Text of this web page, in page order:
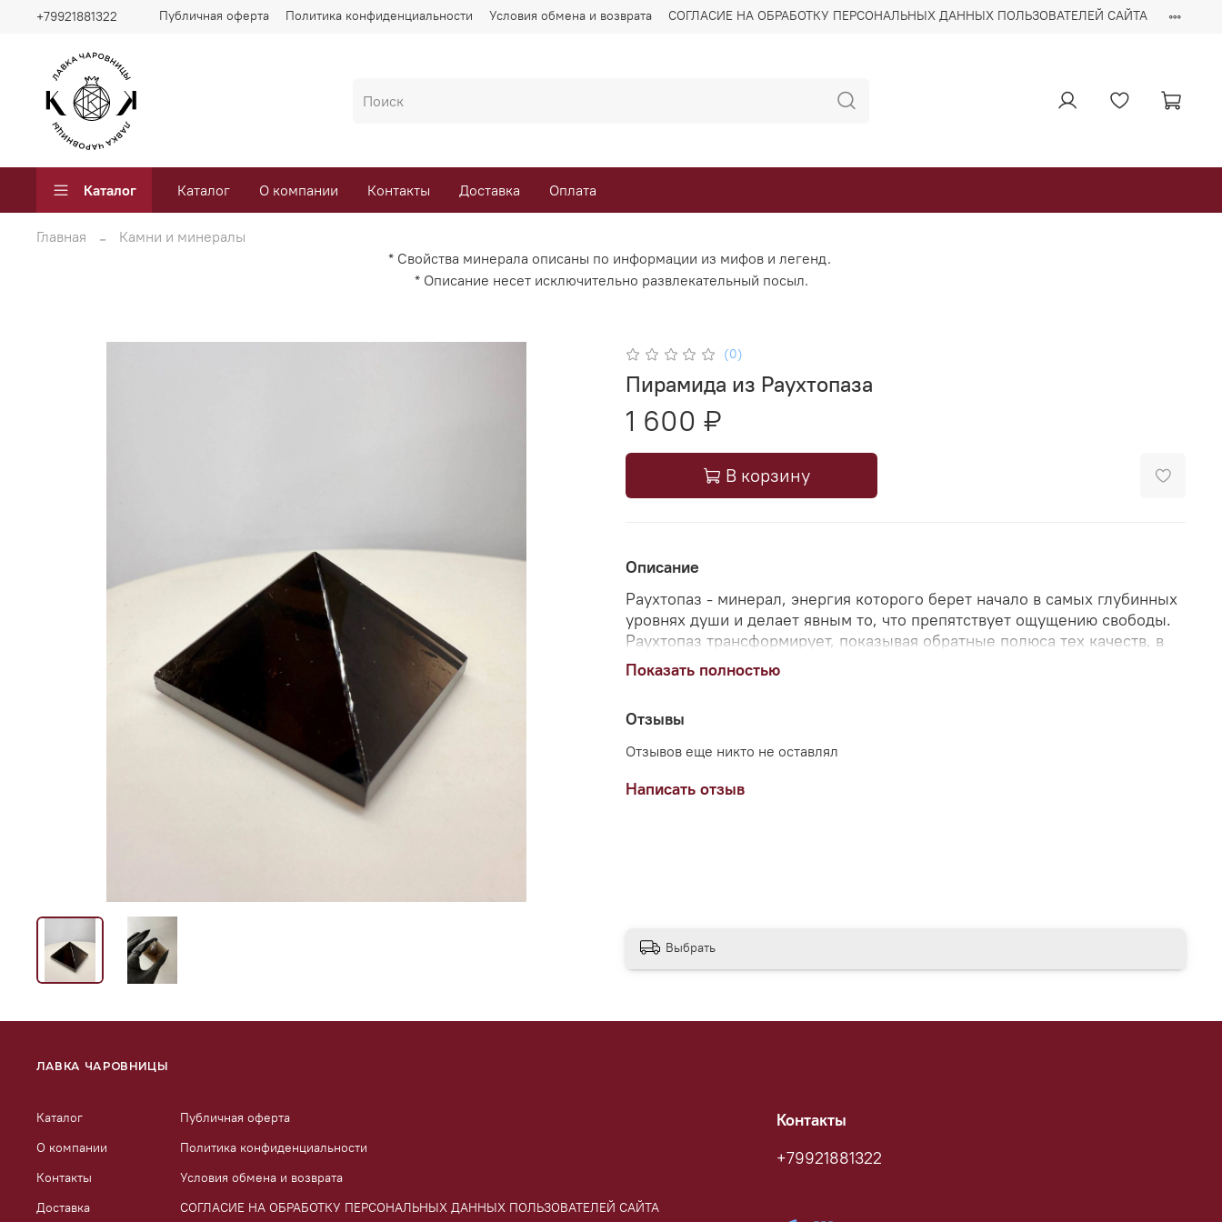
Публичная оферта Политика конфиденциальности Условия обмена и возврата СОГЛАСИЕ НА ОБРАБОТКУ ПЕРСОНАЛЬНЫХ ДАННЫХ ПОЛЬЗОВАТЕЛЕЙ САЙТА
+79921881322
Каталог Каталог О компании Контакты Доставка Оплата
Главная
Камни и минералы
* Свойства минерала описаны по информации из мифов и легенд.
* Описание несет исключительно развлекательный посыл.
(0)
Пирамида из Раухтопаза
1 600 ₽
В корзину
Описание
Раухтопаз - минерал, энергия которого берет начало в самых глубинных
уровнях души и делает явным то, что препятствует ощущению свободы.
Раухтопаз трансформирует, показывая обратные полюса тех качеств, в
которых зачастую человек выбирает застревать: тревога со временем
превращается в ясность, страхи - в решимость, а внутренний хаос - в
основания к вершине, напоминая, что любое испытание может стать
точкой роста, если это осознать.
Пирамида выступает проводником между земным и высшим, помогая не
Показать полностью
Отзывы
Отзывов еще никто не оставлял
Написать отзыв
Выбрать
ЛАВКА ЧАРОВНИЦЫ
Каталог
О компании
Контакты
Доставка
Публичная оферта
Политика конфиденциальности
Условия обмена и возврата
СОГЛАСИЕ НА ОБРАБОТКУ ПЕРСОНАЛЬНЫХ ДАННЫХ ПОЛЬЗОВАТЕЛЕЙ САЙТА
Контакты
+79921881322